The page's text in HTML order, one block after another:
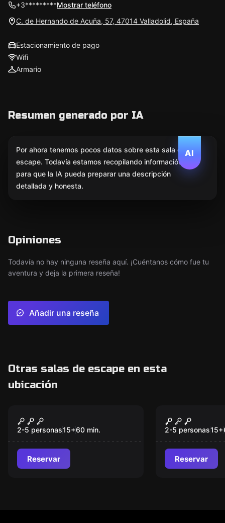
+3*********Mostrar teléfono
C. de Hernando de Acuña, 57, 47014 Valladolid, España
Estacionamiento de pago
Wifi
Armario
Resumen generado por IA
AI
Por ahora tenemos pocos datos sobre esta sala de
escape. Todavía estamos recopilando información
para que la IA pueda preparar una descripción
detallada y honesta.
Opiniones
Todavía no hay ninguna reseña aquí. ¡Cuéntanos cómo fue tu
aventura y deja la primera reseña!
Añadir una reseña
Otras salas de escape en esta
ubicación
El Asesino de la
Máscara
2-5 personas15+60 min.
Reservar
La
Anderson
2-5 personas15+
Reservar